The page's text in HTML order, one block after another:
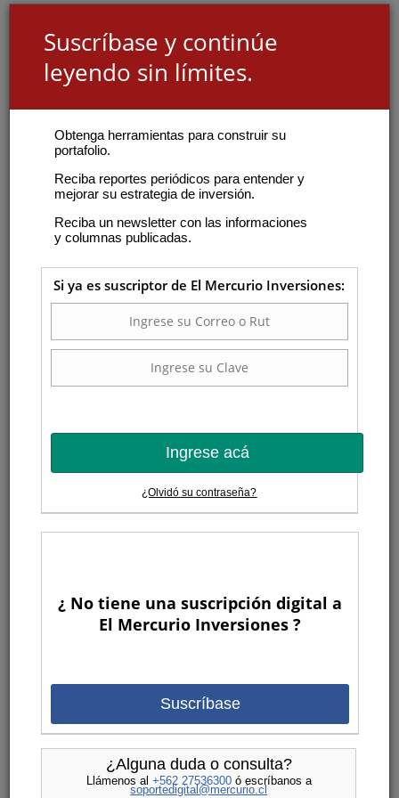
Suscríbase y continúe
leyendo sin límites.
Obtenga herramientas para construir su
portafolio.
Reciba reportes periódicos para entender y
mejorar su estrategia de inversión.
Reciba un newsletter con las informaciones
y columnas publicadas.
Si ya es suscriptor de El Mercurio Inversiones:
Ingrese acá
¿Olvidó su contraseña?
¿ No tiene una suscripción digital a
El Mercurio Inversiones ?
Suscríbase
¿Alguna duda o consulta?
Llámenos al +562 27536300ó escríbanos a
soportedigital@mercurio.cl